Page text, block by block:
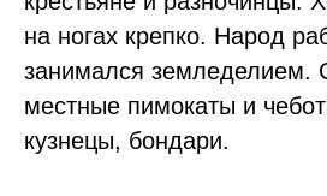
на ногах крепко. Народ
занимался земледелием.
местные пимокаты и
кузнецы, бондари.